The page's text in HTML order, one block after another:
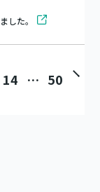
した。
14 … 50